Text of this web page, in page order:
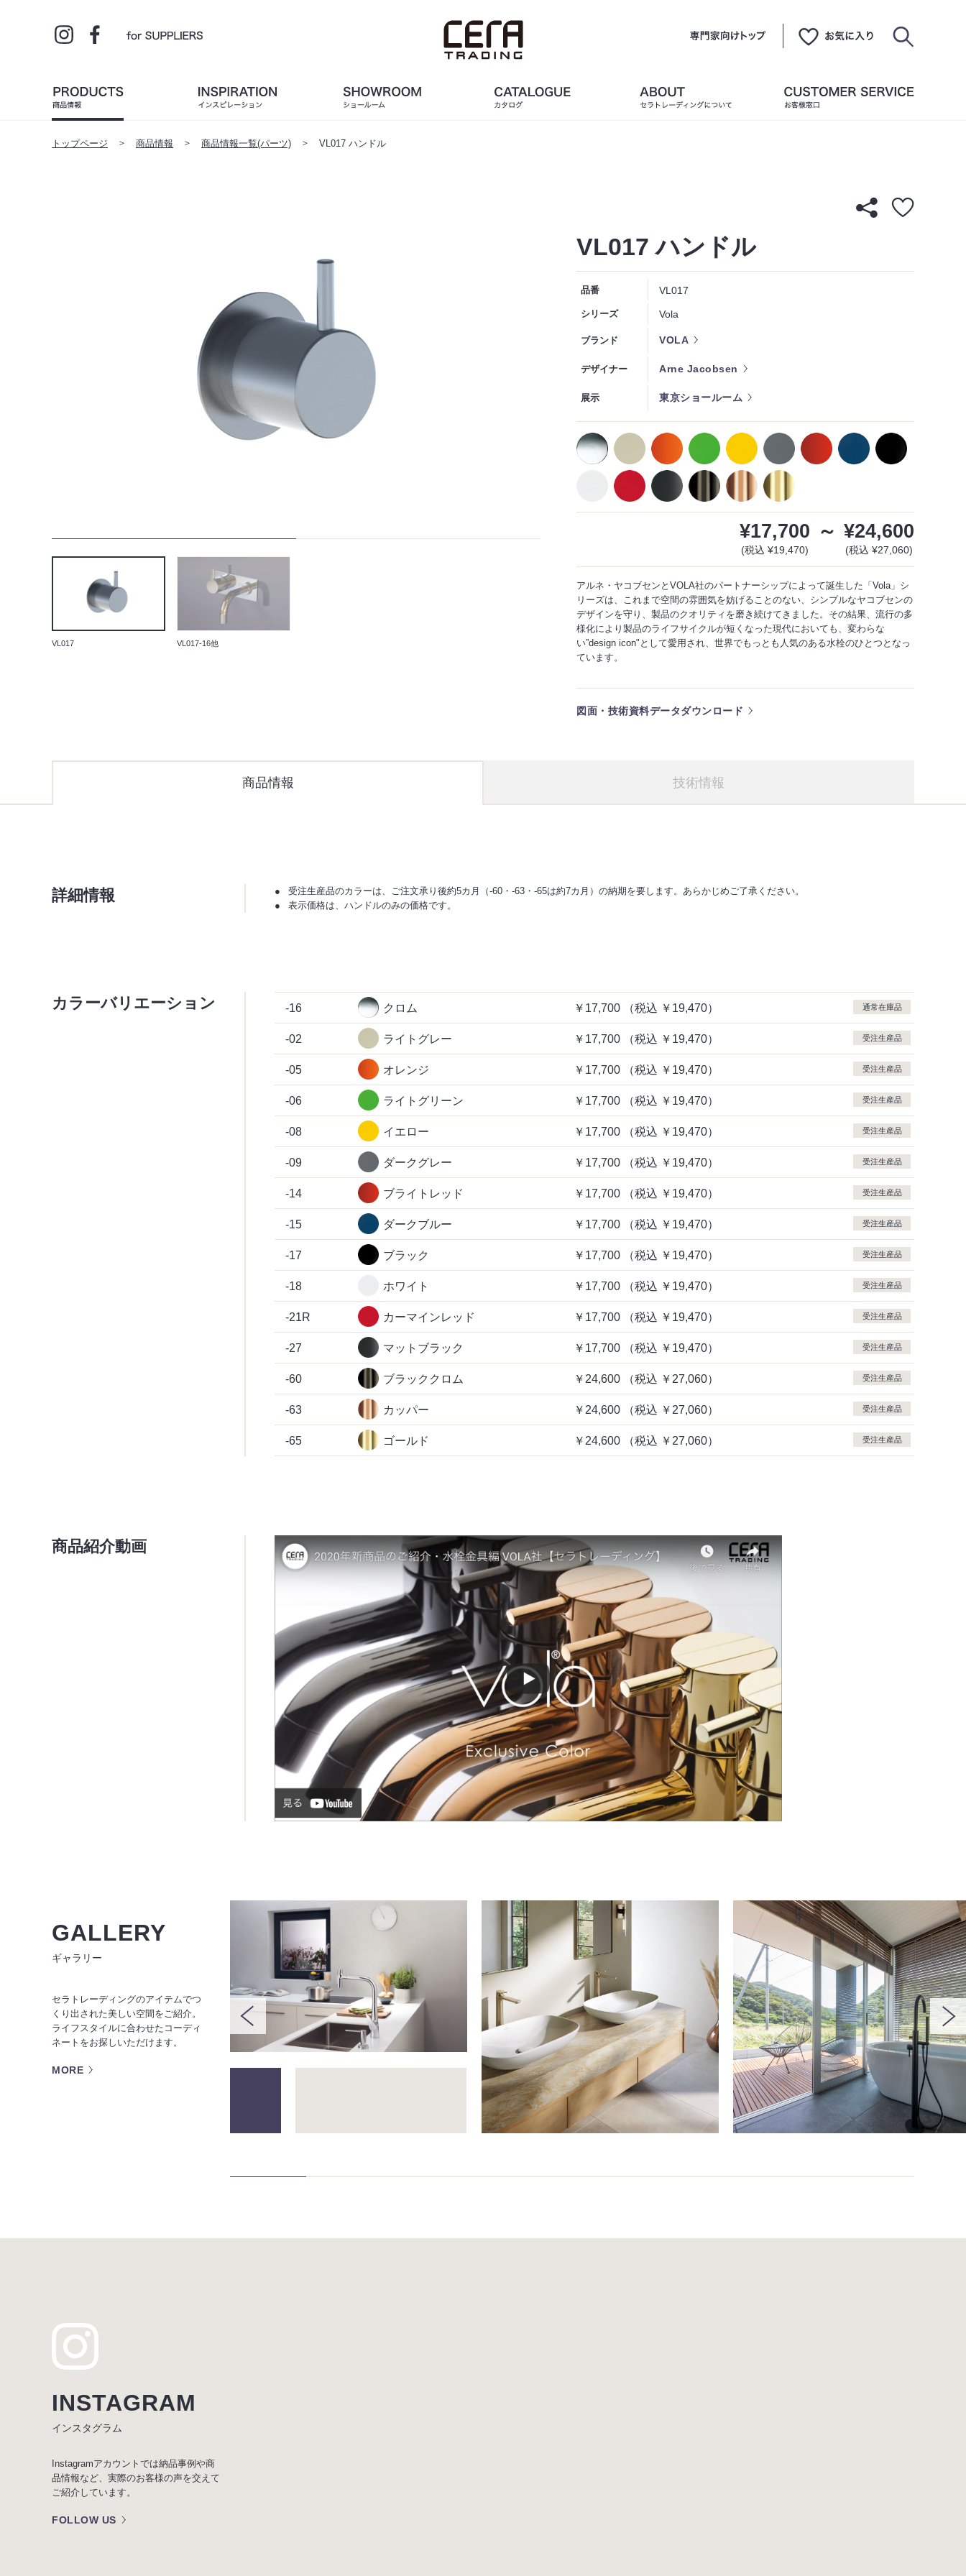
トップページ 商品情報 商品情報一覧(パーツ) VL017 ハンドル
VL017 VL017-16他
VL017 ハンドル
品番 VL017
シリーズ Vola
ブランド VOLA
デザイナー Arne Jacobsen
展示 東京ショールーム
¥17,700
(税込 ¥19,470)
～ ¥24,600
(税込 ¥27,060)
アルネ・ヤコブセンとVOLA社のパートナーシップによって誕生した「Vola」シ
リーズは、これまで空間の雰囲気を妨げることのない、シンプルなヤコブセンの
デザインを守り、製品のクオリティを磨き続けてきました。その結果、流行の多
様化により製品のライフサイクルが短くなった現代においても、変わらな
い”design icon"として愛用され、世界でもっとも人気のある水栓のひとつとなっ
ています。
図面・技術資料データダウンロード
商品情報 技術情報
詳細情報
受注生産品のカラーは、ご注文承り後約5カ月（-60・-63・-65は約7カ月）の納期を要します。あらかじめご了承ください。
表示価格は、ハンドルのみの価格です。
カラーバリエーション -16 クロム ￥17,700 （税込 ￥19,470） 通常在庫品
-02 ライトグレー ￥17,700 （税込 ￥19,470） 受注生産品
-05 オレンジ ￥17,700 （税込 ￥19,470） 受注生産品
-06 ライトグリーン ￥17,700 （税込 ￥19,470） 受注生産品
-08 イエロー ￥17,700 （税込 ￥19,470） 受注生産品
-09 ダークグレー ￥17,700 （税込 ￥19,470） 受注生産品
-14 ブライトレッド ￥17,700 （税込 ￥19,470） 受注生産品
-15 ダークブルー ￥17,700 （税込 ￥19,470） 受注生産品
-17 ブラック ￥17,700 （税込 ￥19,470） 受注生産品
-18 ホワイト ￥17,700 （税込 ￥19,470） 受注生産品
-21R カーマインレッド ￥17,700 （税込 ￥19,470） 受注生産品
-27 マットブラック ￥17,700 （税込 ￥19,470） 受注生産品
-60 ブラッククロム ￥24,600 （税込 ￥27,060） 受注生産品
-63 カッパー ￥24,600 （税込 ￥27,060） 受注生産品
-65 ゴールド ￥24,600 （税込 ￥27,060） 受注生産品
商品紹介動画
GALLERY
ギャラリー
セラトレーディングのアイテムでつ
くり出された美しい空間をご紹介。
ライフスタイルに合わせたコーディ
ネートをお探しいただけます。
MORE
INSTAGRAM
インスタグラム
Instagramアカウントでは納品事例や商
品情報など、実際のお客様の声を交えて
ご紹介しています。
FOLLOW US